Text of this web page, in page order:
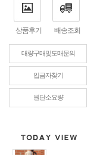
상품후기 배송조회
대량구매및도매문의
입금자찾기
원단소요량